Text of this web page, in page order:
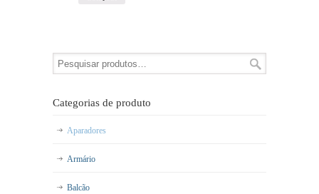
Categorias de produto
Aparadores
Armário
Balcão